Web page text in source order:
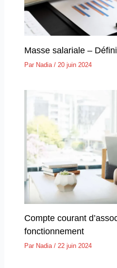
Masse salariale –
Par Nadia / 20 juin 2024
Compte courant
fonctionnement
Par Nadia / 22 juin 2024